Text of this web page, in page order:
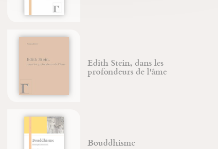
Edith Stein, dans les
profondeurs de l'âme
Bouddhisme